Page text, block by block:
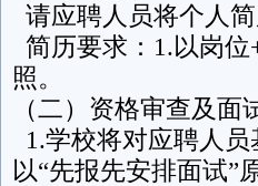
请应聘人员将个人
简历要求：1.以岗
照。
（二）资格审查及面
1.学校将对应聘人
以“先报先安排面试”